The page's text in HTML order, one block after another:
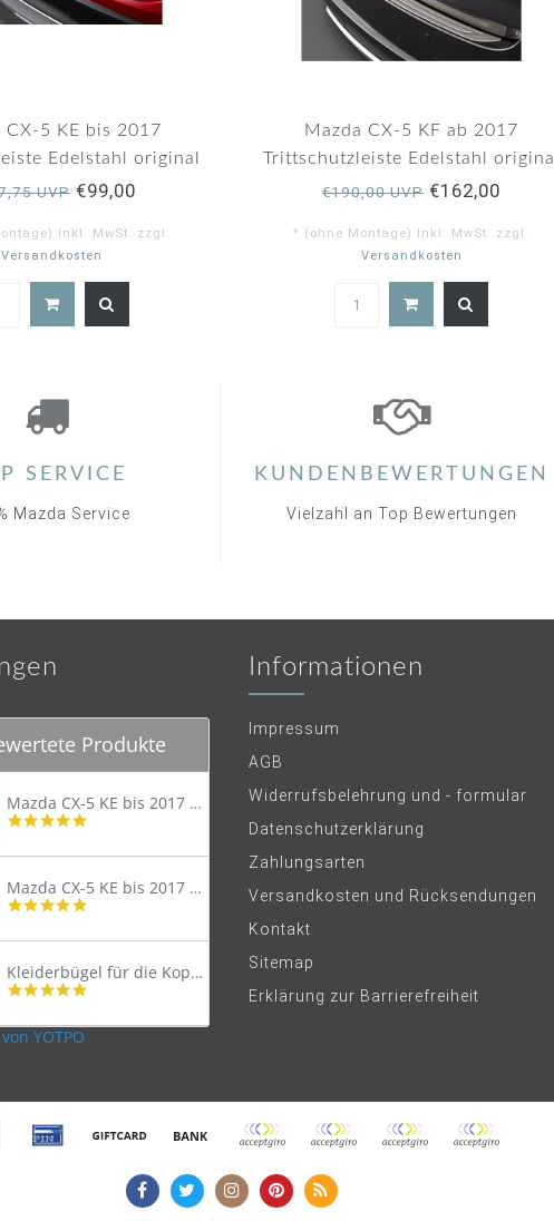
CX-5 KE bis 2017
Edelstahl original
UVP€99,00
Inkl. MwSt. zzgl.
Versandkosten
Mazda CX-5 KF ab 2017
Trittschutzleiste Edelstahl original
€190,00 UVP€162,00
* (ohne Montage) Inkl. MwSt. zzgl.
Versandkosten
SERVICE
Mazda Service
KUNDENBEWERTUNGEN
Vielzahl an Top Bewertungen
Produkte
Mazda CX-5 KE bis 2017 Trittschutzleiste Edelstahl original
4.8
rating
Mazda CX-5 KE bis 2017 Lastenträger Dachträger
4.9
rating
Kleiderbügel für die Kopfstütze
4.9
rating
YOTPO
Informationen
Impressum
AGB
Widerrufsbelehrung und - formular
Datenschutzerklärung
Zahlungsarten
Versandkosten und Rücksendungen
Kontakt
Sitemap
Erklärung zur Barrierefreiheit